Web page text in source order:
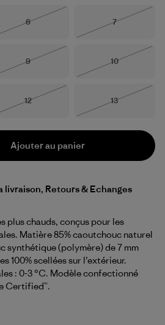
Taille
6
Taille
7
Taille
9
Taille
10
Taille
12
Taille
13
Ajouter au panier
livraison, Retours & Echanges
plus chauds, conçus pour les
Matière 85% caoutchouc naturel
synthétique (polymère) de 7 mm
100% scellées sur l’extérieur.
: 0-3 °C. Modèle confectionné
Certified™.